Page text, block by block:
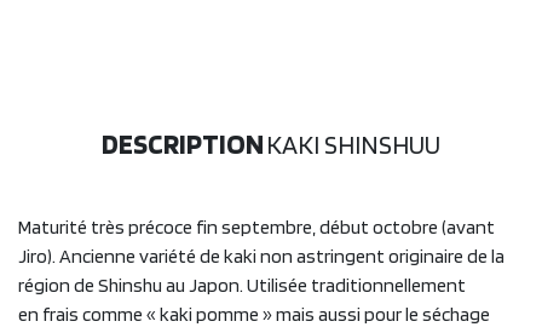
DESCRIPTIONKAKI SHINSHUU
Maturité très précoce fin septembre, début octobre (avant
Jiro). Ancienne variété de kaki non astringent originaire de la
région de Shinshu au Japon. Utilisée traditionnellement
en frais comme « kaki pomme » mais aussi pour le séchage